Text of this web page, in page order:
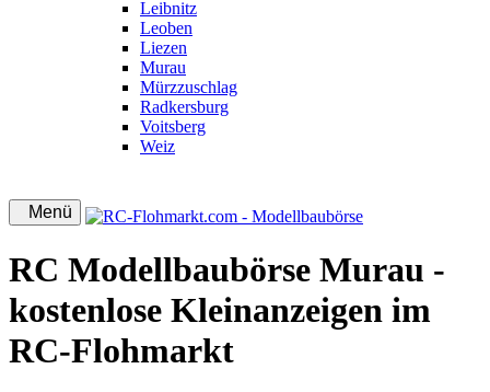
Leibnitz
Leoben
Liezen
Murau
Mürzzuschlag
Radkersburg
Voitsberg
Weiz
Menü
RC Modellbaubörse Murau -
kostenlose Kleinanzeigen im
RC-Flohmarkt